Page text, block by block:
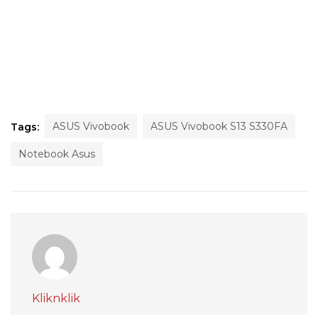
Tags: ASUS Vivobook ASUS Vivobook S13 S330FA
Notebook Asus
Kliknklik